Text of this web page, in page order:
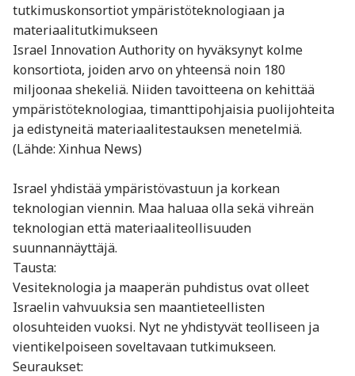
tutkimuskonsortiot ympäristöteknologiaan ja
materiaalitutkimukseen
Israel Innovation Authority on hyväksynyt kolme
konsortiota, joiden arvo on yhteensä noin 180
miljoonaa shekeliä. Niiden tavoitteena on kehittää
ympäristöteknologiaa, timanttipohjaisia puolijohteita
ja edistyneitä materiaalitestauksen menetelmiä.
(Lähde: Xinhua News)
Israel yhdistää ympäristövastuun ja korkean
teknologian viennin. Maa haluaa olla sekä vihreän
teknologian että materiaaliteollisuuden
suunnannäyttäjä.
Tausta:
Vesiteknologia ja maaperän puhdistus ovat olleet
Israelin vahvuuksia sen maantieteellisten
olosuhteiden vuoksi. Nyt ne yhdistyvät teolliseen ja
vientikelpoiseen soveltavaan tutkimukseen.
Seuraukset: